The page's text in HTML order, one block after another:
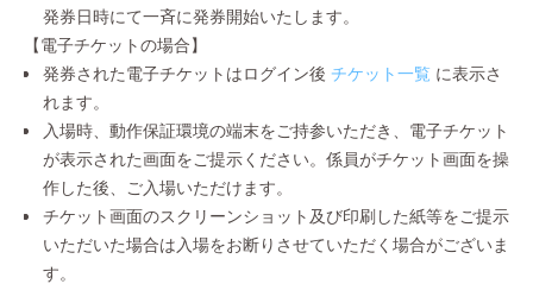
発券日時にて一斉に発券開始いたします。
【電子チケットの場合】
発券された電子チケットはログイン後 チケット一覧 に表示さ
れます。
入場時、動作保証環境の端末をご持参いただき、電子チケット
が表示された画面をご提示ください。係員がチケット画面を操
作した後、ご入場いただけます。
チケット画面のスクリーンショット及び印刷した紙等をご提示
いただいた場合は入場をお断りさせていただく場合がございま
す。